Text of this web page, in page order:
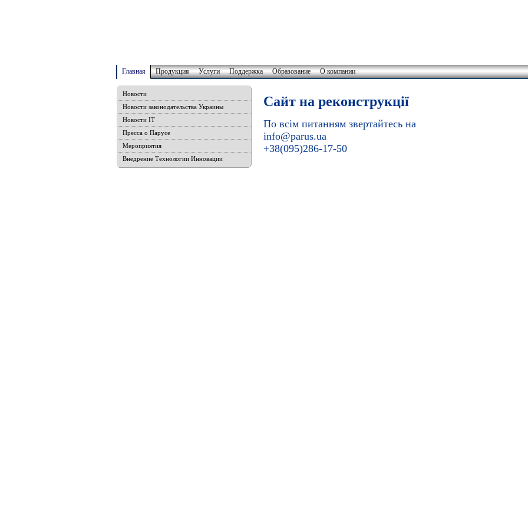
Главная Продукция Услуги Поддержка Образование О компании
Новости
Новости законодательства Украины
Новости IT
Пресса о Парусе
Мероприятия
Внедрение Технологии Инновации
Сайт на реконструкції
По всім питанням звертайтесь на
info@parus.ua
+38(095)286-17-50